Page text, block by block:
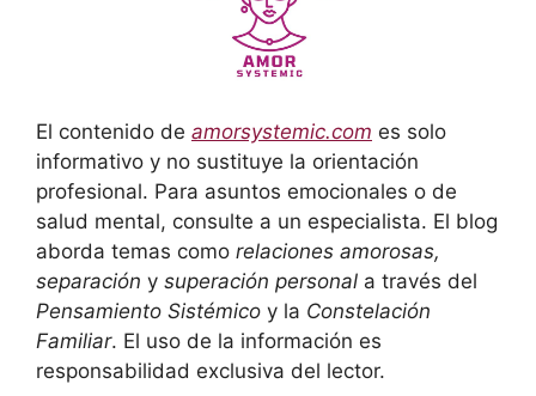
El contenido de amorsystemic.com es solo
informativo y no sustituye la orientación
profesional. Para asuntos emocionales o de
salud mental, consulte a un especialista. El blog
aborda temas como relaciones amorosas,
separación y superación personal a través del
Pensamiento Sistémico y la Constelación
Familiar. El uso de la información es
responsabilidad exclusiva del lector.